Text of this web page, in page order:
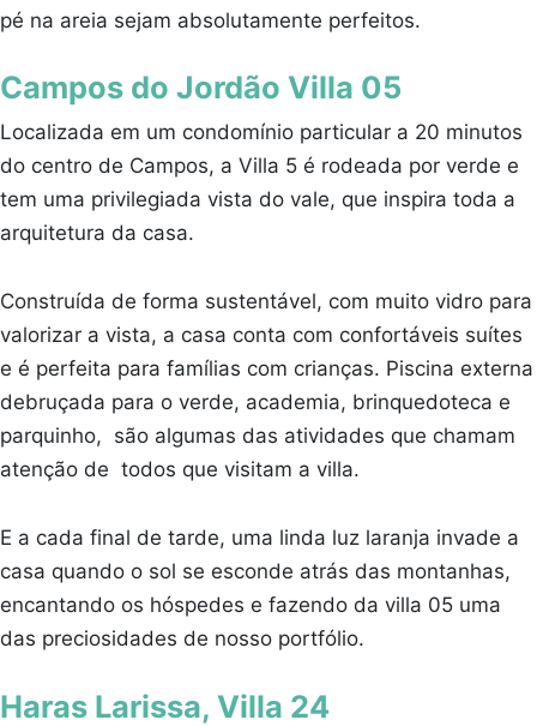
pé na areia sejam absolutamente perfeitos.
Campos do Jordão Villa 05
Localizada em um condomínio particular a 20 minutos
do centro de Campos, a Villa 5 é rodeada por verde e
tem uma privilegiada vista do vale, que inspira toda a
arquitetura da casa.
Construída de forma sustentável, com muito vidro para
valorizar a vista, a casa conta com confortáveis suítes
e é perfeita para famílias com crianças. Piscina externa
debruçada para o verde, academia, brinquedoteca e
parquinho, são algumas das atividades que chamam
atenção de todos que visitam a villa.
E a cada final de tarde, uma linda luz laranja invade a
casa quando o sol se esconde atrás das montanhas,
encantando os hóspedes e fazendo da villa 05 uma
das preciosidades de nosso portfólio.
Haras Larissa, Villa 24